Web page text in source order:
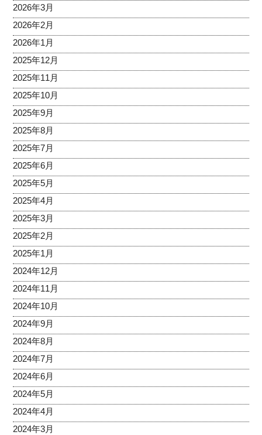
2026年3月
2026年2月
2026年1月
2025年12月
2025年11月
2025年10月
2025年9月
2025年8月
2025年7月
2025年6月
2025年5月
2025年4月
2025年3月
2025年2月
2025年1月
2024年12月
2024年11月
2024年10月
2024年9月
2024年8月
2024年7月
2024年6月
2024年5月
2024年4月
2024年3月